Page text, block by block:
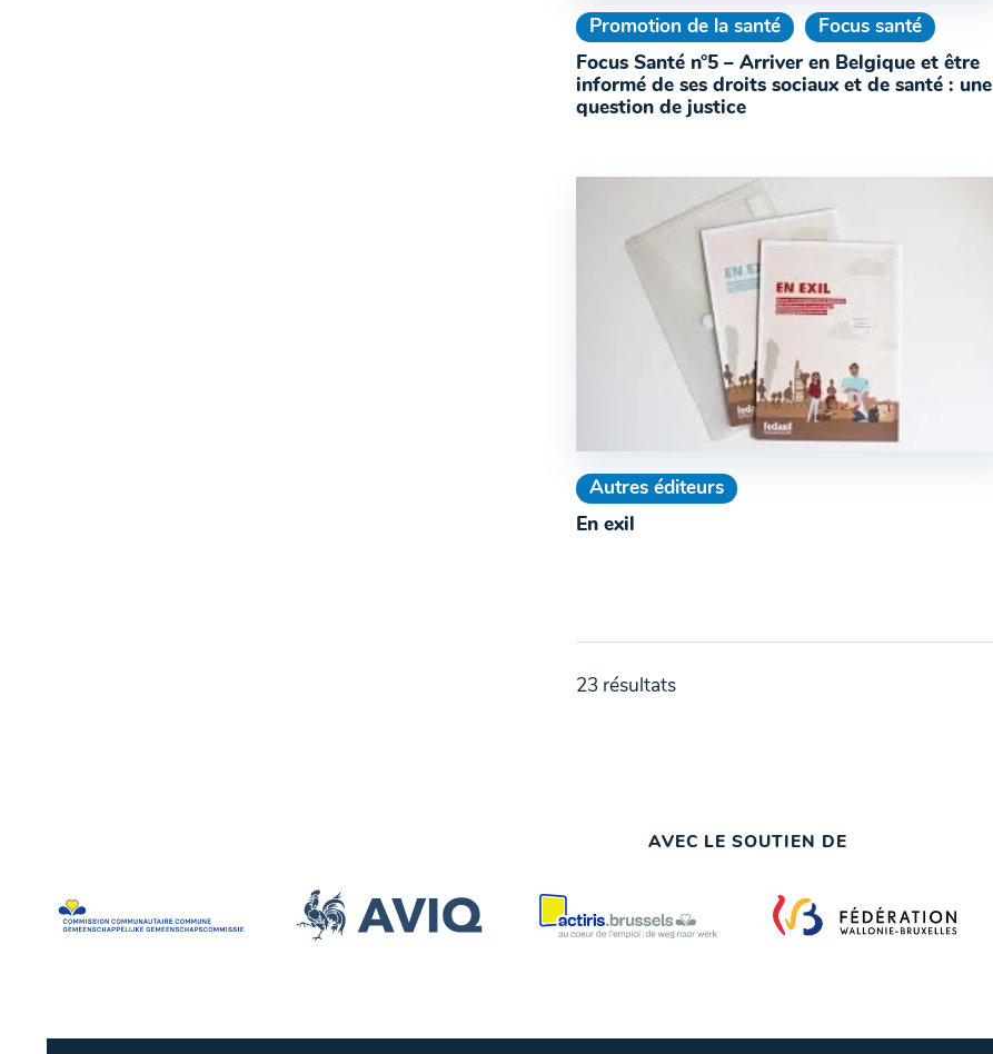
Promotion de la santé
Focus santé
Focus Santé n°5 – Arriver en Belgique et être
informé de ses droits sociaux et de santé : une
question de justice
Autres éditeurs
En exil
23 résultats
AVEC LE SOUTIEN DE